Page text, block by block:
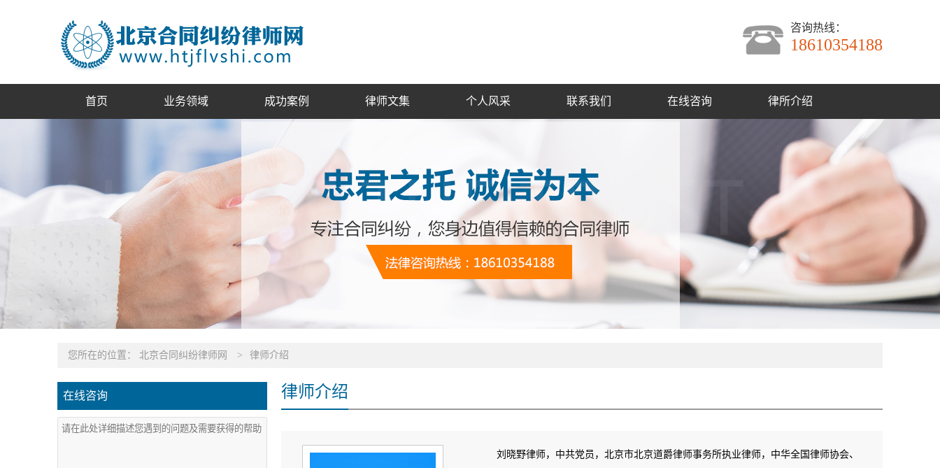
咨询热线：
18610354188
首页 业务领域 成功案例 律师文集 个人风采 联系我们 在线咨询 律所介绍
您所在的位置： 北京合同纠纷律师网 > 律师介绍
在线咨询 律师介绍
刘晓野律师，中共党员，北京市北京道爵律师事务所执业律师，中华全国律师协会、